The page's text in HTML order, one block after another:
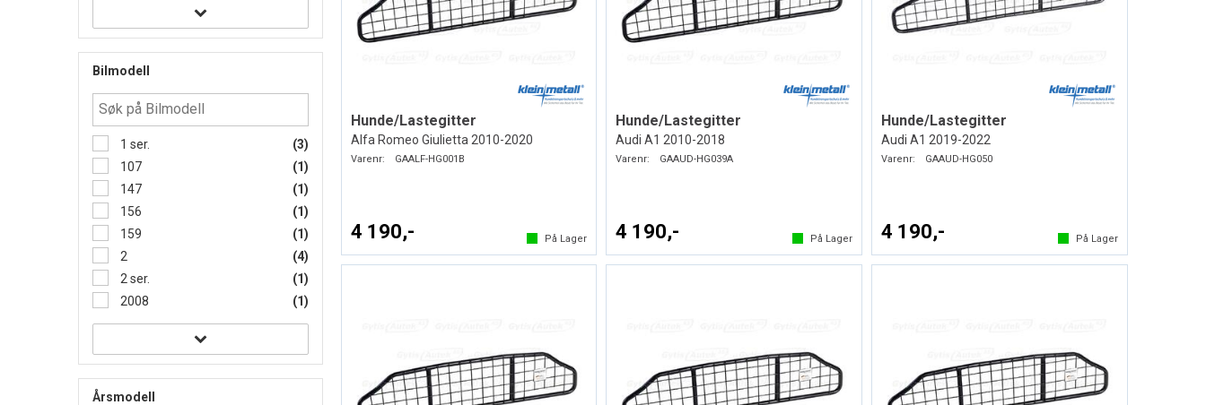
Bilmodell
1 ser.
(3)
107
(1)
147
(1)
156
(1)
159
(1)
2
(4)
2 ser.
(1)
2008
(1)
Årsmodell
Hunde/Lastegitter
Alfa Romeo Giulietta 2010-2020
Varenr: GAALF-HG001B
4 190,- På Lager
Hunde/Lastegitter
Audi A1 2010-2018
Varenr: GAAUD-HG039A
4 190,- På Lager
Hunde/Lastegitter
Audi A1 2019-2022
Varenr: GAAUD-HG050
4 190,- På Lager